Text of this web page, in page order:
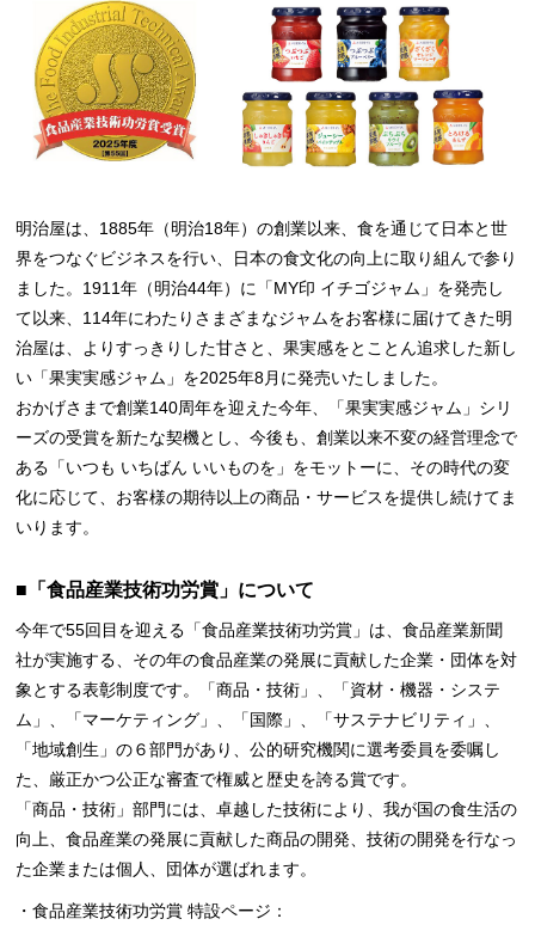
明治屋は、1885年（明治18年）の創業以来、食を通じて日本と世
界をつなぐビジネスを行い、日本の食文化の向上に取り組んで参り
ました。1911年（明治44年）に「MY印 イチゴジャム」を発売し
て以来、114年にわたりさまざまなジャムをお客様に届けてきた明
治屋は、よりすっきりした甘さと、果実感をとことん追求した新し
い「果実実感ジャム」を2025年8月に発売いたしました。
おかげさまで創業140周年を迎えた今年、「果実実感ジャム」シリ
ーズの受賞を新たな契機とし、今後も、創業以来不変の経営理念で
ある「いつも いちばん いいものを」をモットーに、その時代の変
化に応じて、お客様の期待以上の商品・サービスを提供し続けてま
いります。
■「食品産業技術功労賞」について
今年で55回目を迎える「食品産業技術功労賞」は、食品産業新聞
社が実施する、その年の食品産業の発展に貢献した企業・団体を対
象とする表彰制度です。「商品・技術」、「資材・機器・システ
ム」、「マーケティング」、「国際」、「サステナビリティ」、
「地域創生」の６部門があり、公的研究機関に選考委員を委嘱し
た、厳正かつ公正な審査で権威と歴史を誇る賞です。
「商品・技術」部門には、卓越した技術により、我が国の食生活の
向上、食品産業の発展に貢献した商品の開発、技術の開発を行なっ
た企業または個人、団体が選ばれます。
・食品産業技術功労賞 特設ページ：